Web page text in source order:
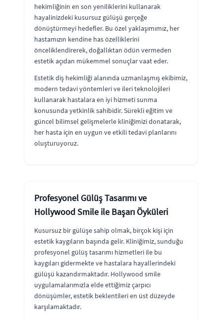
hekimliğinin en son yeniliklerini kullanarak
hayalinizdeki kusursuz gülüşü gerçeğe
dönüştürmeyi hedefler. Bu özel yaklaşımımız, her
hastamızın kendine has özelliklerini
önceliklendirerek, doğallıktan ödün vermeden
estetik açıdan mükemmel sonuçlar vaat eder.
Estetik diş hekimliği alanında uzmanlaşmış ekibimiz,
modern tedavi yöntemleri ve ileri teknolojileri
kullanarak hastalara en iyi hizmeti sunma
konusunda yetkinlik sahibidir. Sürekli eğitim ve
güncel bilimsel gelişmelerle kliniğimizi donatarak,
her hasta için en uygun ve etkili tedavi planlarını
oluşturuyoruz.
Profesyonel Gülüş Tasarımı ve
Hollywood Smile ile Başarı Öyküleri
Kusursuz bir gülüşe sahip olmak, birçok kişi için
estetik kaygıların başında gelir. Kliniğimiz, sunduğu
profesyonel gülüş tasarımı hizmetleri ile bu
kaygıları gidermekte ve hastalara hayallerindeki
gülüşü kazandırmaktadır. Hollywood smile
uygulamalarımızla elde ettiğimiz çarpıcı
dönüşümler, estetik beklentileri en üst düzeyde
karşılamaktadır.